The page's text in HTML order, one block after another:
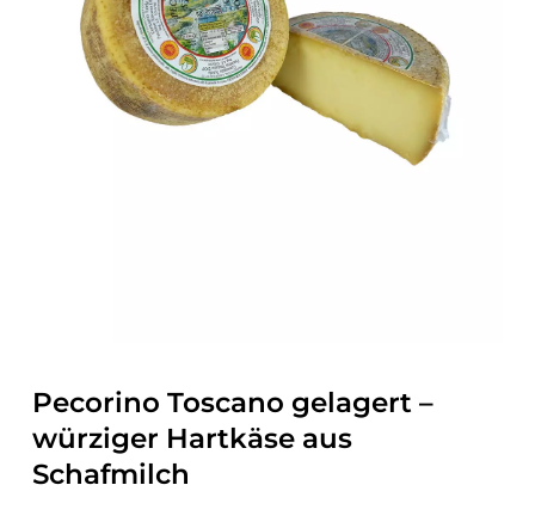
Pecorino Toscano gelagert –
würziger Hartkäse aus
Schafmilch